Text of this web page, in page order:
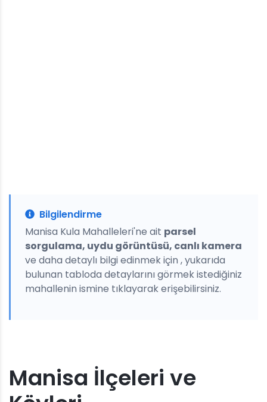
Bilgilendirme
Manisa Kula Mahalleleri'ne ait parsel
sorgulama, uydu görüntüsü, canlı kamera
ve daha detaylı bilgi edinmek için , yukarıda
bulunan tabloda detaylarını görmek istediğiniz
mahallenin ismine tıklayarak erişebilirsiniz.
Manisa İlçeleri ve